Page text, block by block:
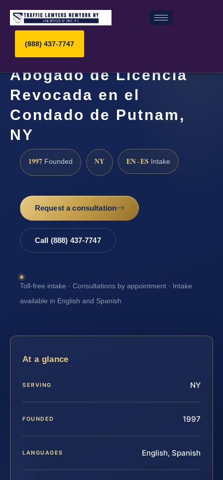
(888) 437-7747
Abogado de Licencia
Revocada en el
Condado de Putnam,
NY
1997 Founded NY EN · ES Intake
Request a consultation
Call (888) 437-7747
Toll-free intake · Consultations by appointment · Intake
available in English and Spanish
At a glance
SERVING NY
FOUNDED 1997
LANGUAGES English, Spanish